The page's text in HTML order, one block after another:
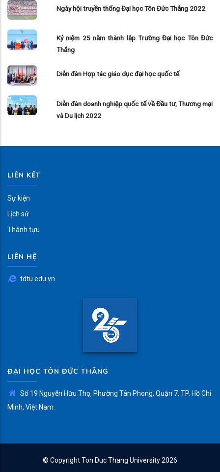
Ngày hội truyền thống Đại học Tôn Đức Thắng 2022
Kỷ niệm 25 năm thành lập Trường Đại học Tôn Đức
Thắng
Diễn đàn Hợp tác giáo dục đại học quốc tế
Diễn đàn doanh nghiệp quốc tế về Đầu tư, Thương mại
và Du lịch 2022
LIÊN KẾT
Sự kiện
Lịch sử
Thành tựu
LIÊN HỆ
tdtu.edu.vn
ĐẠI HỌC TÔN ĐỨC THẮNG
Số 19 Nguyễn Hữu Thọ, Phường Tân Phong, Quận 7, TP. Hồ Chí
Minh, Việt Nam.
© CopyrightTon Duc Thang University2026